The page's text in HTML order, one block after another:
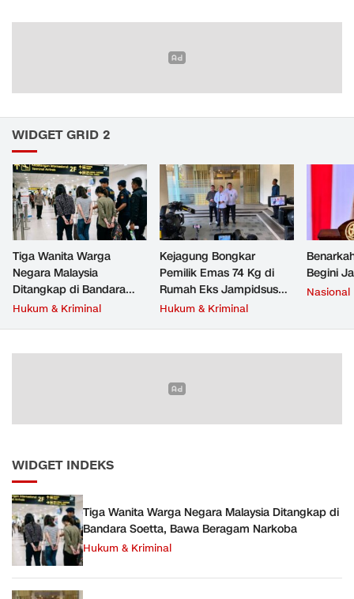
WIDGET GRID 2
Tiga Wanita Warga
Negara Malaysia
Ditangkap di Bandara
Soetta, Bawa Beragam
Hukum & Kriminal
Kejagung Bongkar
Pemilik Emas 74 Kg di
Rumah Eks Jampidsus
Febrie Adriansyah
Hukum & Kriminal
Begini
Nasional
WIDGET INDEKS
Tiga Wanita Warga Negara Malaysia Ditangkap di
Bandara Soetta, Bawa Beragam Narkoba
Hukum & Kriminal